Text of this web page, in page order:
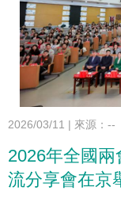
2026/03/11 | 來源：--
2026年全國
流分享會在京